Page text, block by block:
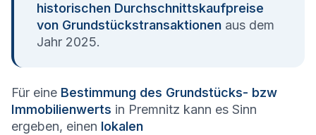
historischen Durchschnittskaufpreise
von Grundstückstransaktionen aus dem
Jahr 2025.
Für eine Bestimmung des Grundstücks- bzw
Immobilienwerts in Premnitz kann es Sinn
ergeben, einen lokalen